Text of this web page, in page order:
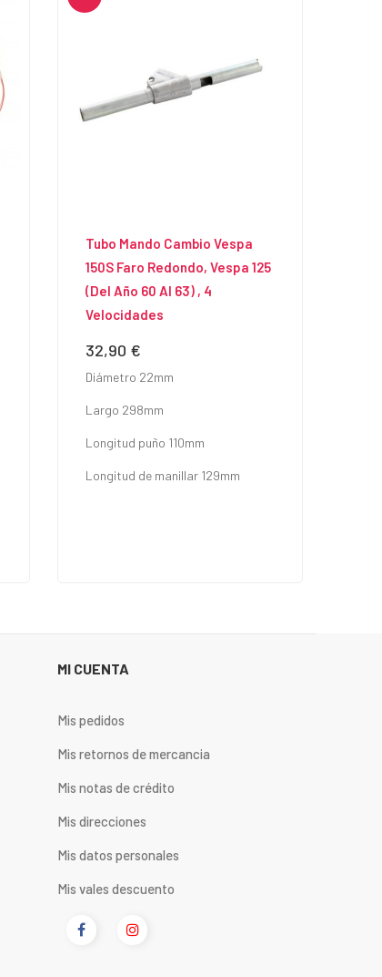
Tubo Mando Cambio Vespa
150S Faro Redondo, Vespa 125
(del Año 60 Al 63) , 4
Velocidades
Precio
32,90 €
Diámetro 22mm
Largo 298mm
Longitud puño 110mm
Longitud de manillar 129mm
MI CUENTA
Mis pedidos
Mis retornos de mercancia
Mis notas de crédito
Mis direcciones
Mis datos personales
Mis vales descuento